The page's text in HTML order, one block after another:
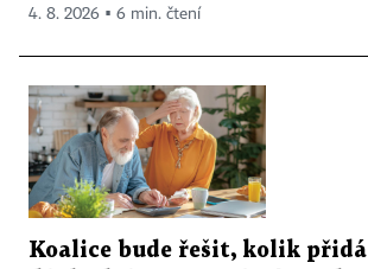
4. 8. 2026 ▪ 6 min. čtení
Koalice bude řešit, kolik přidá